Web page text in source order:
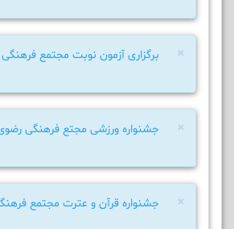
× برگزاری آزمون نوبت مجتمع
× جشنواره ورزشی مجتع فرهنگی
× جشنواره قرآن و عترت مجتمع